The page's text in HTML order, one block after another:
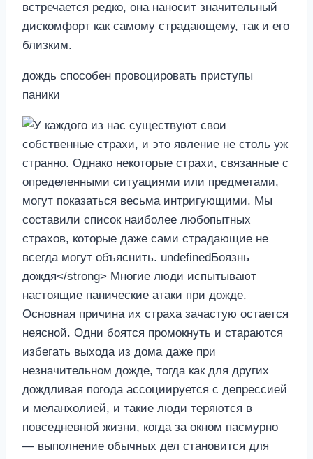
встречается редко, она наносит значительный
дискомфорт как самому страдающему, так и его
близким.
дождь способен провоцировать приступы
паники